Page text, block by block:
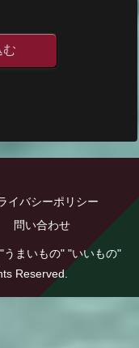
む
イバシーポリシー
問い合わせ
まいもの" "いいもの"
Reserved.